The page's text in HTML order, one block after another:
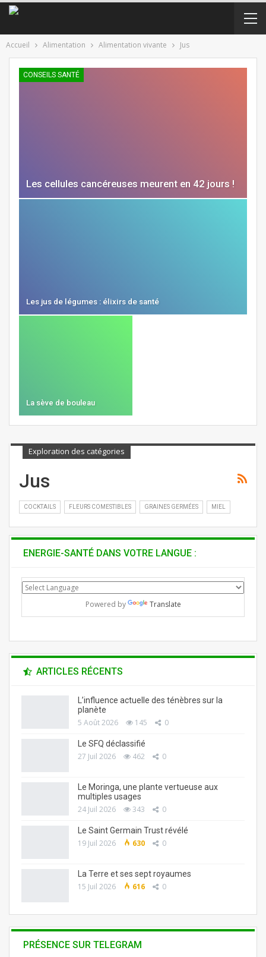
Accueil Alimentation Alimentation vivante Jus
CONSEILS SANTÉ
Les cellules cancéreuses meurent en 42 jours !
Les jus de légumes : élixirs de santé
La sève de bouleau
Exploration des catégories
Jus
COCKTAILS FLEURS COMESTIBLES GRAINES GERMÉES MIEL
ENERGIE-SANTÉ DANS VOTRE LANGUE :
Powered by Translate
ARTICLES RÉCENTS
L’influence actuelle des ténèbres sur la
planète
5 Août 2026 145 0
Le SFQ déclassifié
27 Juil 2026 462 0
Le Moringa, une plante vertueuse aux
multiples usages
24 Juil 2026 343 0
Le Saint Germain Trust révélé
19 Juil 2026 630 0
La Terre et ses sept royaumes
15 Juil 2026 616 0
PRÉSENCE SUR TELEGRAM